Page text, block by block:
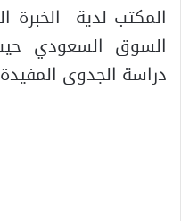
المكتب لدية
السوق السعودي
دراسة الجدوى